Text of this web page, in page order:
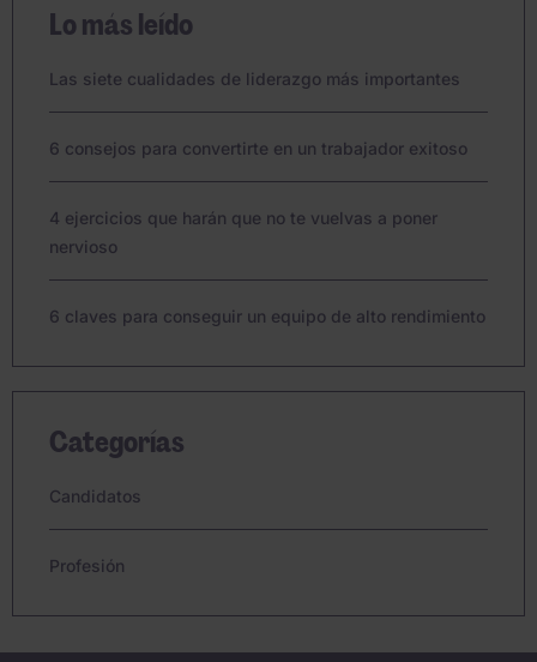
Lo más leído
Las siete cualidades de liderazgo más importantes
6 consejos para convertirte en un trabajador exitoso
4 ejercicios que harán que no te vuelvas a poner
nervioso
6 claves para conseguir un equipo de alto rendimiento
Categorías
Candidatos
Profesión